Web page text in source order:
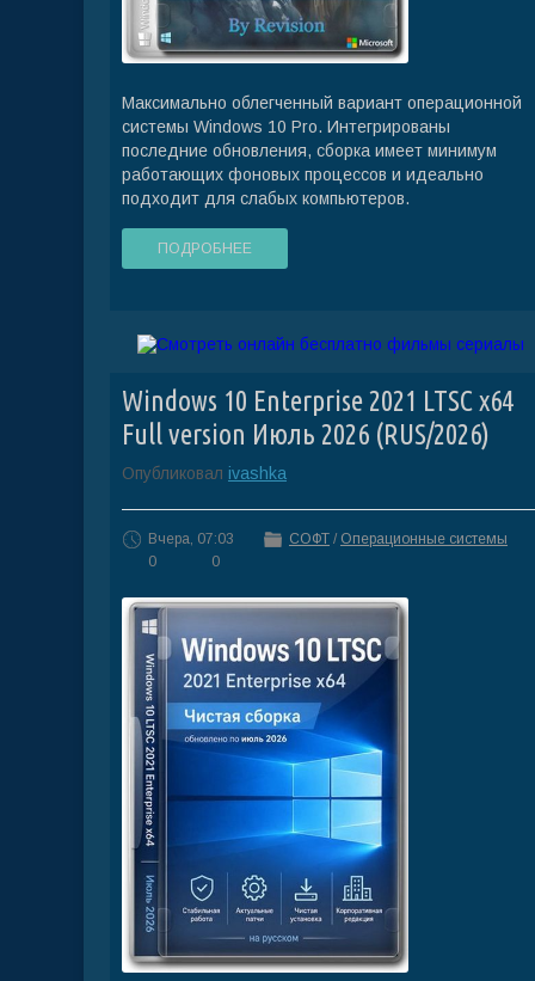
Максимально облегченный вариант операционной
системы Windows 10 Pro. Интегрированы
последние обновления, сборка имеет минимум
работающих фоновых процессов и идеально
подходит для слабых компьютеров.
ПОДРОБНЕЕ
Windows 10 Enterprise 2021 LTSC x64
Full version Июль 2026 (RUS/2026)
Опубликовал ivashka
Вчера, 07:03 СОФТ / Операционные системы
0
0